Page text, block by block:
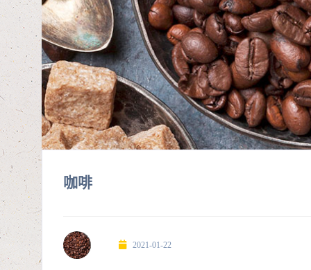
咖啡
2021-01-22